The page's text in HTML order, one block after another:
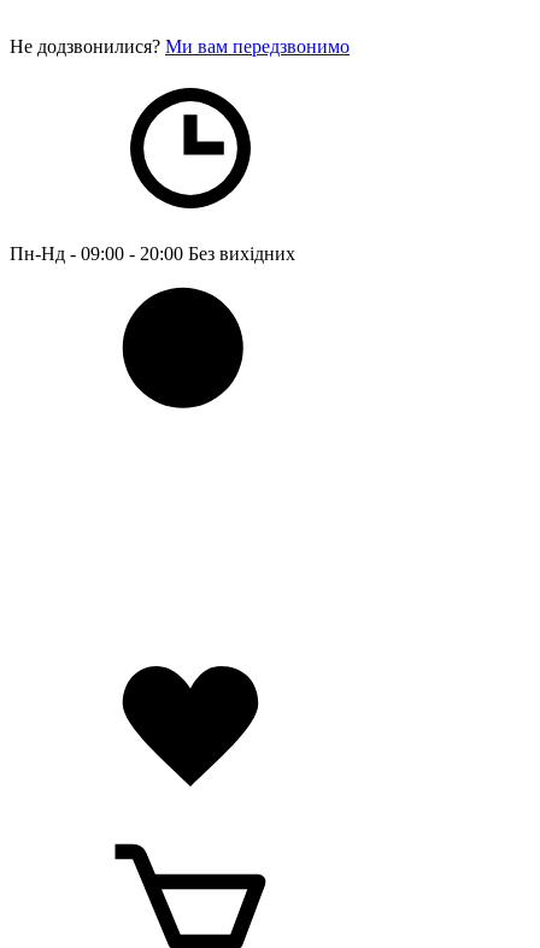
Не додзвонилися? Ми вам передзвонимо
Пн-Нд - 09:00 - 20:00 Без вихідних